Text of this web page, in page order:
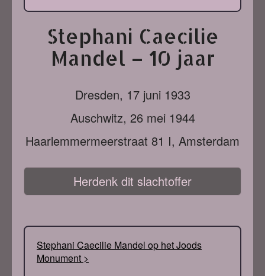
Stephani Caecilie
Mandel – 10 jaar
Dresden, 17 juni 1933
Auschwitz, 26 mei 1944
Haarlemmermeerstraat 81 I, Amsterdam
Herdenk dit slachtoffer
Stephani Caecilie Mandel op het Joods
Monument >